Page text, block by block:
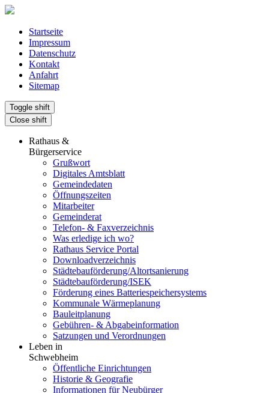
Startseite
Impressum
Datenschutz
Kontakt
Anfahrt
Sitemap
Toggle shift
Close shift
Rathaus &
Bürgerservice
Grußwort
Digitales Amtsblatt
Gemeindedaten
Öffnungszeiten
Mitarbeiter
Gemeinderat
Telefon- & Faxverzeichnis
Was erledige ich wo?
Rathaus Service Portal
Downloadverzeichnis
Städtebauförderung/Altortsanierung
Städtebauförderung/ISEK
Förderung eines Batteriespeichersystems
Kommunale Wärmeplanung
Bauleitplanung
Gebühren- & Abgabeinformation
Satzungen und Verordnungen
Leben in
Schwebheim
Öffentliche Einrichtungen
Historie & Geografie
Informationen für Neubürger